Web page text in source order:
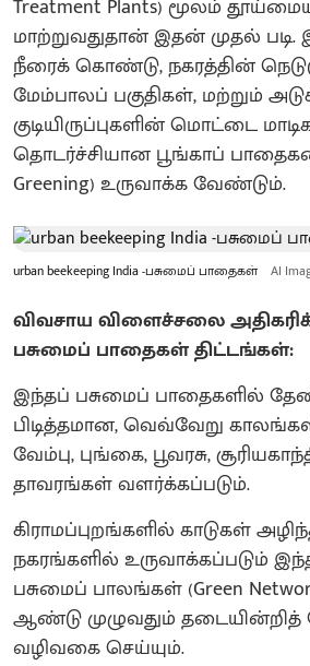
Treatment Plants) மூலம்
மாற்றுவதுதான் இதன் முதல் படி.
நீரைக் கொண்டு, நகரத்தின்
மேம்பாலப் பகுதிகள், மற்றும்
குடியிருப்புகளின் மொட்டை
தொடர்ச்சியான பூங்காப்
Greening) உருவாக்க வேண்டும்.
urban beekeeping India -பசுமைப் பாதைகள் AI
விவசாய விளைச்சலை
பசுமைப் பாதைகள் திட்டங்கள்:
இந்தப் பசுமைப் பாதைகளில்
பிடித்தமான, வெவ்வேறு
வேம்பு, புங்கை, பூவரசு,
தாவரங்கள் வளர்க்கப்படும்.
கிராமப்புறங்களில் காடுகள்
நகரங்களில் உருவாக்கப்படும்
பசுமைப் பாலங்கள் (Green
ஆண்டு முழுவதும்
வழிவகை செய்யும்.